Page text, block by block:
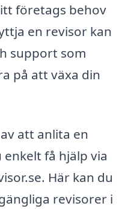
företags behov
en revisor kan
support som
på att växa din
att anlita en
få hjälp via
Här kan du
revisorer i